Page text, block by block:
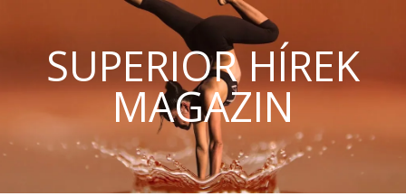
SUPERIOR HÍREK
MAGAZIN